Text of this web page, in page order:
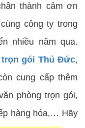
thành cảm ơn
công ty trong
nhiều năm qua.
gói Thủ Đức,
cung cấp thêm
phòng trọn gói,
hàng hóa,… Hãy